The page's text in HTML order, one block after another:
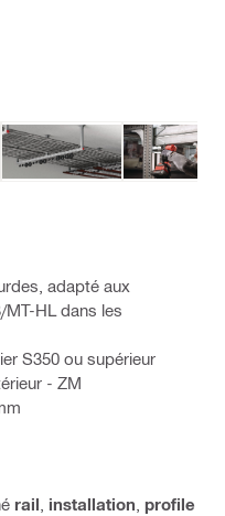
adapté aux
HL dans les
S350 ou supérieur
- ZM
rail installation profile